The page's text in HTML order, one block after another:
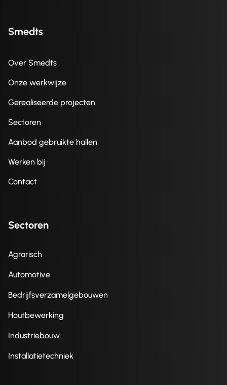
Smedts
Over Smedts
Onze werkwijze
Gerealiseerde projecten
Sectoren
Aanbod gebruikte hallen
Werken bij
Contact
Sectoren
Agrarisch
Automotive
Bedrijfsverzamelgebouwen
Houtbewerking
Industriebouw
Installatietechniek